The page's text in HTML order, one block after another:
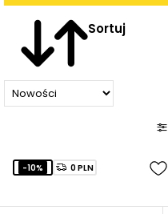
Sortuj
-10% 0 PLN